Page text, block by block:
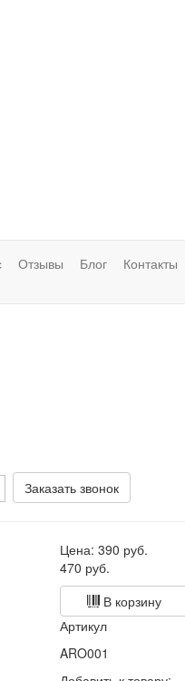
Отзывы Блог Контакты
Заказать звонок
Цена:390 руб.
470 руб.
В корзину
Артикул
ARO001